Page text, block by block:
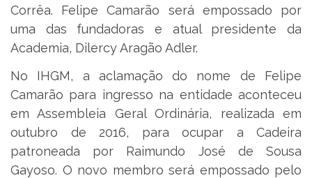
Corrêa. Felipe Camarão será empossado por
uma das fundadoras e atual presidente da
Academia, Dilercy Aragão Adler.
No IHGM, a aclamação do nome de Felipe
Camarão para ingresso na entidade aconteceu
em Assembleia Geral Ordinária, realizada em
outubro de 2016, para ocupar a Cadeira
patroneada por Raimundo José de Sousa
Gayoso. O novo membro será empossado pelo